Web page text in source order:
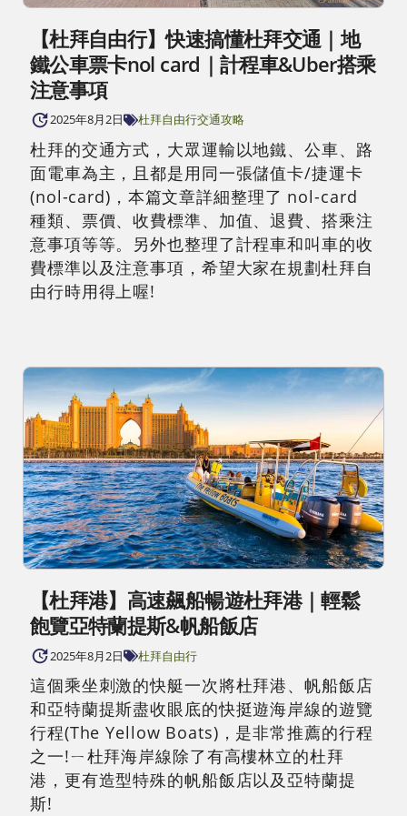
【杜拜自由行】快速搞懂杜拜交通｜地
鐵公車票卡nol card｜計程車&Uber搭乘
注意事項
2025年8月2日 杜拜自由行交通攻略
杜拜的交通方式，大眾運輸以地鐵、公車、路
面電車為主，且都是用同一張儲值卡/捷運卡
(nol-card)，本篇文章詳細整理了 nol-card
種類、票價、收費標準、加值、退費、搭乘注
意事項等等。另外也整理了計程車和叫車的收
費標準以及注意事項，希望大家在規劃杜拜自
由行時用得上喔!
【杜拜港】高速飆船暢遊杜拜港｜輕鬆
飽覽亞特蘭提斯&帆船飯店
2025年8月2日 杜拜自由行
這個乘坐刺激的快艇一次將杜拜港、帆船飯店
和亞特蘭提斯盡收眼底的快挺遊海岸線的遊覽
行程(The Yellow Boats)，是非常推薦的行程
之一!ㄧ杜拜海岸線除了有高樓林立的杜拜
港，更有造型特殊的帆船飯店以及亞特蘭提
斯!